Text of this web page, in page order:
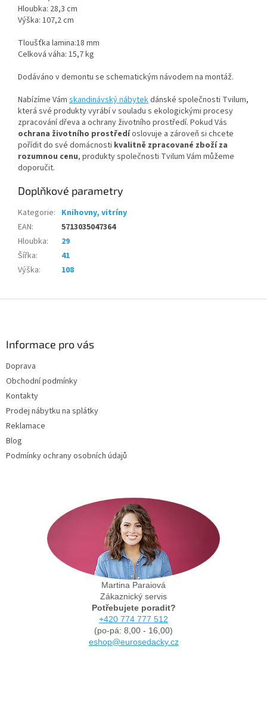
Hloubka: 28,3 cm
Výška: 107,2 cm
Tloušťka lamina:18 mm
Celková váha: 15,7 kg
Dodáváno v demontu se schematickým návodem na montáž.
Nabízíme Vám skandinávský nábytekdánské společnosti Tvilum,
která své produkty vyrábí v souladu s ekologickými procesy
zpracování dřeva a ochrany životního prostředí. Pokud Vás
ochrana životního prostředíoslovuje a zároveň si chcete
pořídit do své domácnosti kvalitně zpracované zboží za
rozumnou cenu, produkty společnosti Tvilum Vám můžeme
doporučit.
Doplňkové parametry
Kategorie: Knihovny, vitríny
EAN:
5713035047364
Hloubka:
29
Šířka:
41
Výška: 108
Informace pro vás
Doprava
Obchodní podmínky
Kontakty
Prodej nábytku na splátky
Reklamace
Blog
Podmínky ochrany osobních údajů
Martina Paraiová
Zákaznický servis
Potřebujete poradit?
+420 774 777 512
(po-pá: 8,00 - 16,00)
eshop@eurosedacky.cz